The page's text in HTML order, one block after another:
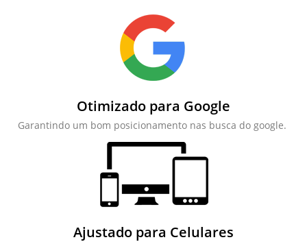
Otimizado para Google
Garantindo um bom posicionamento nas busca do google.
Ajustado para Celulares